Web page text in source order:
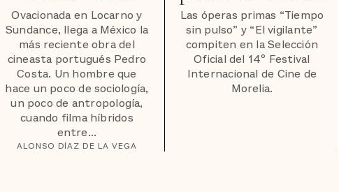
Ovacionada en Locarno y
Sundance, llega a México la
más reciente obra del
cineasta portugués Pedro
Costa. Un hombre que
hace un poco de sociología,
un poco de antropología,
cuando filma híbridos
entre...
ALONSO DÍAZ DE LA VEGA
Las óperas primas “Tiempo
sin pulso” y “El vigilante”
compiten en la Selección
Oficial del 14º Festival
Internacional de Cine de
Morelia.